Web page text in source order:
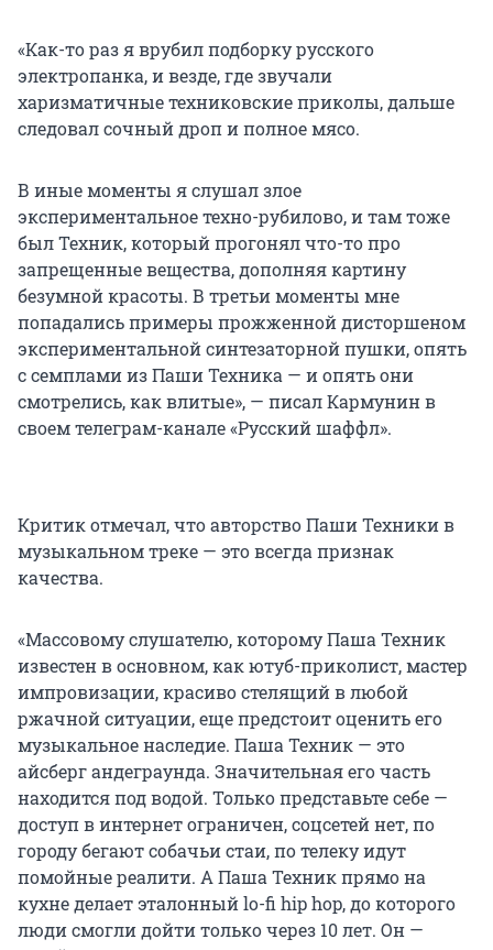
«Как-то раз я врубил подборку русского
электропанка, и везде, где звучали
харизматичные техниковские приколы, дальше
следовал сочный дроп и полное мясо.
В иные моменты я слушал злое
экспериментальное техно-рубилово, и там тоже
был Техник, который прогонял что-то про
запрещенные вещества, дополняя картину
безумной красоты. В третьи моменты мне
попадались примеры прожженной дисторшеном
экспериментальной синтезаторной пушки, опять
с семплами из Паши Техника — и опять они
смотрелись, как влитые», — писал Кармунин в
своем телеграм-канале «Русский шаффл».
Критик отмечал, что авторство Паши Техники в
музыкальном треке — это всегда признак
качества.
«Массовому слушателю, которому Паша Техник
известен в основном, как ютуб-приколист, мастер
импровизации, красиво стелящий в любой
ржачной ситуации, еще предстоит оценить его
музыкальное наследие. Паша Техник — это
айсберг андеграунда. Значительная его часть
находится под водой. Только представьте себе —
доступ в интернет ограничен, соцсетей нет, по
городу бегают собачьи стаи, по телеку идут
помойные реалити. А Паша Техник прямо на
кухне делает эталонный lo-fi hip hop, до которого
люди смогли дойти только через 10 лет. Он —